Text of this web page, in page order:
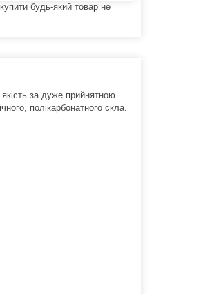
будь-який товар не
за дуже прийнятною
полікарбонатного скла.